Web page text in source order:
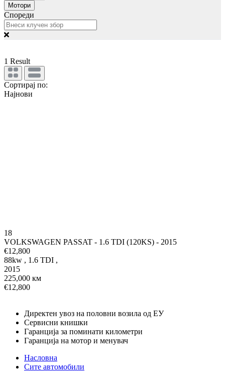
Мотори
Спореди
1 Result
Сортирај по:
Најнови
18
VOLKSWAGEN PASSAT - 1.6 TDI (120KS) - 2015
€12,800
88kw , 1.6 TDI ,
2015
225,000 км
€12,800
Директен увоз на половни возила од ЕУ
Сервисни книшки
Гаранција за поминати километри
Гаранција на мотор и менувач
Насловна
Сите автомобили